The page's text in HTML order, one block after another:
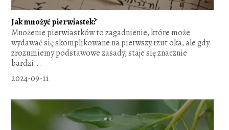
Jak mnożyć pierwiastek?
Mnożenie pierwiastków to zagadnienie, które może
wydawać się skomplikowane na pierwszy rzut oka, ale gdy
zrozumiemy podstawowe zasady, staje się znacznie
bardzi...
2024-09-11